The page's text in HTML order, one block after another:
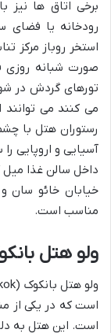
برخی اتاق ها نیز
رودخانه یا فضای
استخر روباز مرکز
صورت شبانه
تورهای گردش در
می کنند می
رستوران هتل با
آسیایی و اروپایی
داخل سالن غذا میل
خیابان خائو سان
مناسب است.
ولو هتل
است که در یکی از